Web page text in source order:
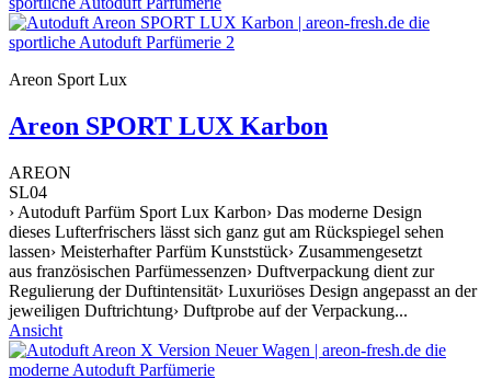
Areon Sport Lux
Areon SPORT LUX Karbon
AREON
SL04
› Autoduft Parfüm Sport Lux Karbon› Das moderne Design
dieses Lufterfrischers lässt sich ganz gut am Rückspiegel sehen
lassen› Meisterhafter Parfüm Kunststück› Zusammengesetzt
aus französischen Parfümessenzen› Duftverpackung dient zur
Regulierung der Duftintensität› Luxuriöses Design angepasst an der
jeweiligen Duftrichtung› Duftprobe auf der Verpackung...
Ansicht